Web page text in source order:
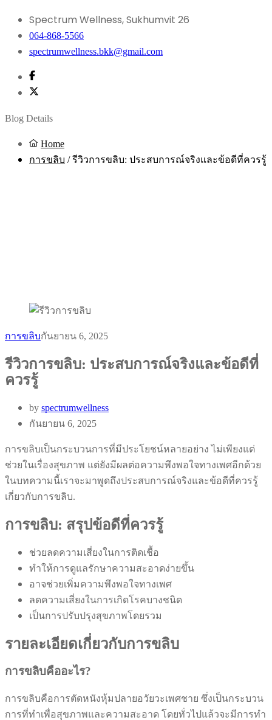
Spectrum Wellness, Sukhumvit 26
064-868-5566
spectrumwellness.bkk@gmail.com
Blog Details
Home
การขลิบ / รีวิวการขลิบ: ประสบการณ์จริงและข้อดีที่ควรรู้
การขลิบกันยายน 6, 2025
รีวิวการขลิบ: ประสบการณ์จริงและข้อดีที่
ควรรู้
by spectrumwellness
กันยายน 6, 2025
การขลิบเป็นกระบวนการที่มีประโยชน์หลายอย่าง ไม่เพียงแต่
ช่วยในเรื่องสุขภาพ แต่ยังมีผลต่อความพึงพอใจทางเพศอีกด้วย
ในบทความนี้เราจะมาพูดถึงประสบการณ์จริงและข้อดีที่ควรรู้
เกี่ยวกับการขลิบ.
การขลิบ: สรุปข้อดีที่ควรรู้
ช่วยลดความเสี่ยงในการติดเชื้อ
ทำให้การดูแลรักษาความสะอาดง่ายขึ้น
อาจช่วยเพิ่มความพึงพอใจทางเพศ
ลดความเสี่ยงในการเกิดโรคบางชนิด
เป็นการปรับปรุงสุขภาพโดยรวม
รายละเอียดเกี่ยวกับการขลิบ
การขลิบคืออะไร?
การขลิบคือการตัดหนังหุ้มปลายอวัยวะเพศชาย ซึ่งเป็นกระบวน
การที่ทำเพื่อสุขภาพและความสะอาด โดยทั่วไปแล้วจะมีการทำ